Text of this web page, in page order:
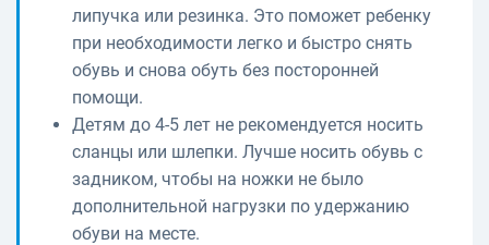
липучка или резинка. Это поможет ребенку
при необходимости легко и быстро снять
обувь и снова обуть без посторонней
помощи.
Детям до 4-5 лет не рекомендуется носить
сланцы или шлепки. Лучше носить обувь с
задником, чтобы на ножки не было
дополнительной нагрузки по удержанию
обуви на месте.